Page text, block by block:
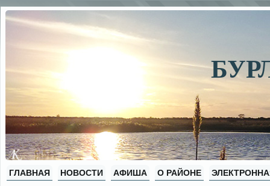
ГЛАВНАЯ НОВОСТИ АФИША О РАЙОНЕ